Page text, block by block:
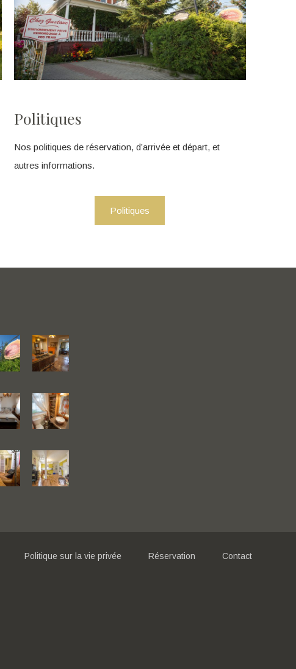
Politiques
Nos politiques de réservation, d’arrivée et départ, et
autres informations.
Politiques
Politique sur la vie privée Réservation Contact